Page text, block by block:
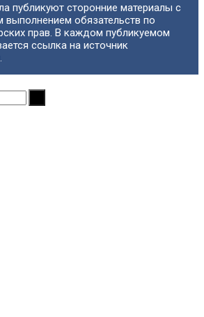
публикуют сторонние материалы с
выполнением обязательств по
прав. В каждом публикуемом
ссылка на источник